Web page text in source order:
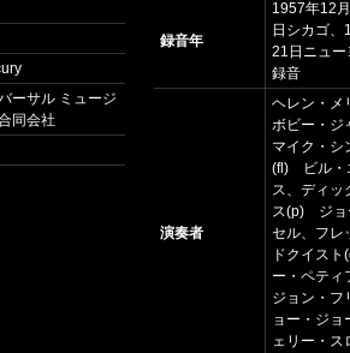
ーサル ミュージ
同会社
録音年
1957年12
日シカゴ、
21日ニュー
録音
演奏者
ヘレン・
ボビー・ジ
マイク・シ
(fl) ビル・
ス、ディッ
ス(p) ジョ
セル、フレ
ドクイス
ー・ペティ
ジョン・
ョー・ジョ
ェリー・ス